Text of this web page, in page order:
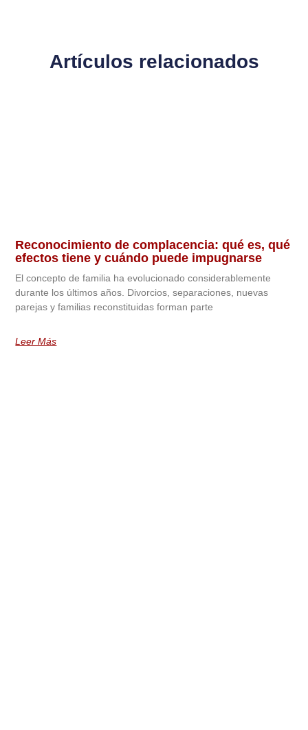
Artículos relacionados
Reconocimiento de complacencia: qué es, qué
efectos tiene y cuándo puede impugnarse
El concepto de familia ha evolucionado considerablemente
durante los últimos años. Divorcios, separaciones, nuevas
parejas y familias reconstituidas forman parte
Leer Más